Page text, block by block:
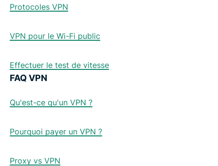
Protocoles VPN
VPN pour le Wi-Fi public
Effectuer le test de vitesse
FAQ VPN
Qu'est-ce qu'un VPN ?
Pourquoi payer un VPN ?
Proxy vs VPN